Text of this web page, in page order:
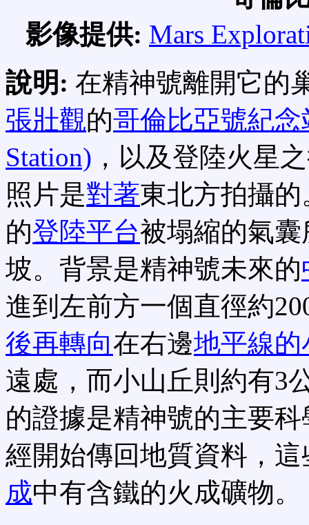
影像提供: Mars
說明: 在精神號離開它的
張壯觀的哥倫比亞號紀念
Station) ，以及登陸火星
照片是對著東北方拍攝
的登陸平台被塌縮的氣
坡。背景是精神號未來的
進到左前方一個直徑約
後再轉向在右邊地平線的
遠處，而小山丘則約有3
的證據是精神號的主要
經開始傳回地質資料，
成中有含鐵的火成礦物。